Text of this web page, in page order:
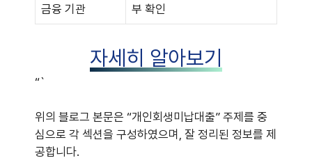
금융 기관
부 확인
자세히 알아보기
“`
위의 블로그 본문은 “개인회생미납대출” 주제를 중
심으로 각 섹션을 구성하였으며, 잘 정리된 정보를 제
공합니다.